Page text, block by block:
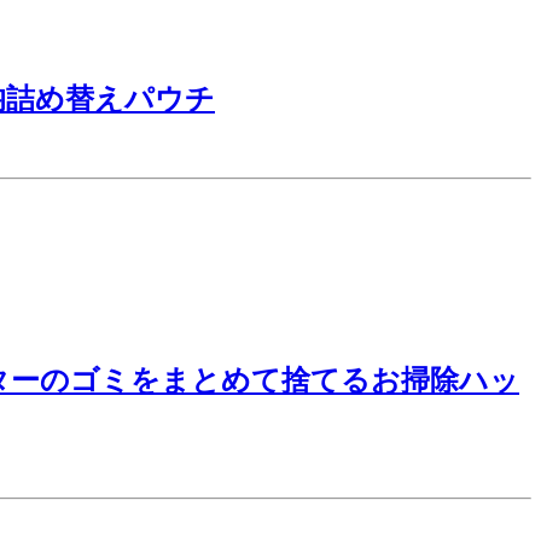
め替えパウチ
のゴミをまとめて捨てるお掃除ハッ